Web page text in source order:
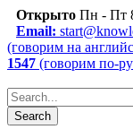
Открыто Пн - Пт
Email:
(говорим на
1547 (говорим по-